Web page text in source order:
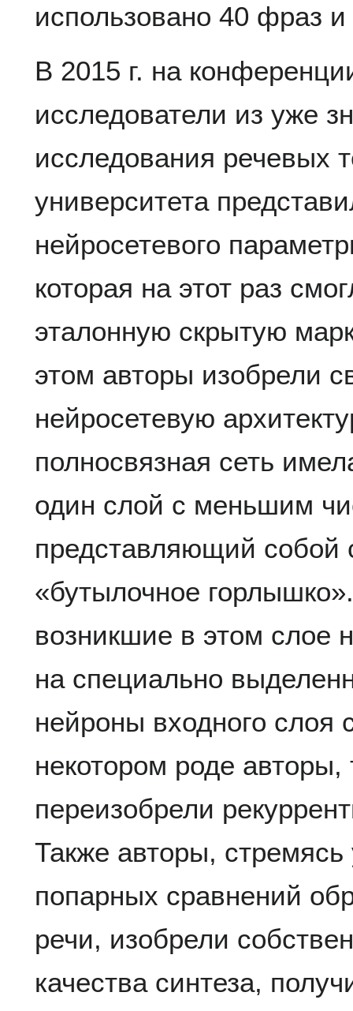
использовано 40 фраз
В 2015 г. на
исследователи из уже
исследования речевых
университета
нейросетевого
которая на этот раз
эталонную скрытую
этом авторы изобрели
нейросетевую
полносвязная сеть
один слой с меньшим
представляющий собой
«бутылочное
возникшие в этом слое
на специально
нейроны входного слоя
некотором роде
переизобрели
Также авторы, стремясь
попарных сравнений
речи, изобрели
качества синтеза,